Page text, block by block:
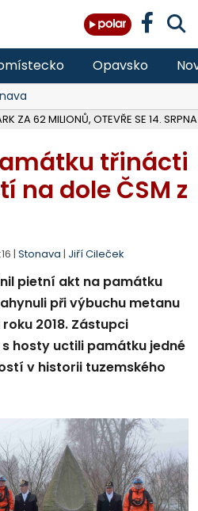
Opavsko
ZA 62 MILIONŮ, OTEVŘE SE 14. SRPNA
třinácti
na dole ČSM z
| Stonava | Jiří Cileček
pietní akt na památku
při výbuchu metanu
2018. Zástupci
hosty uctili památku jedné
v historii tuzemského